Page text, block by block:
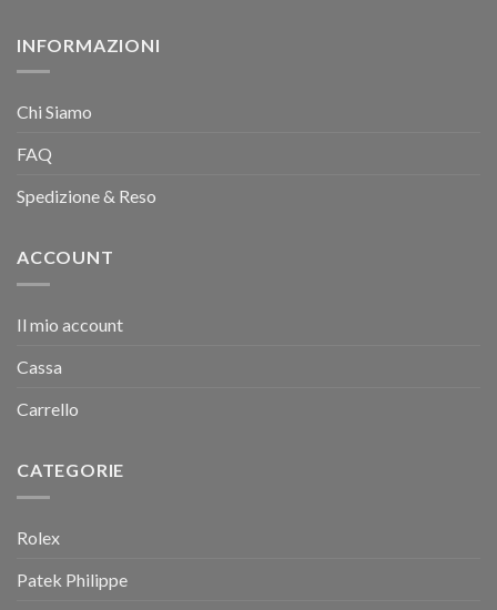
INFORMAZIONI
Chi Siamo
FAQ
Spedizione & Reso
ACCOUNT
Il mio account
Cassa
Carrello
CATEGORIE
Rolex
Patek Philippe